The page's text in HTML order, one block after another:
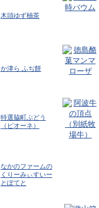
木頭ゆず柚茶
か津ら ふぢ餅
特選脇町ぶどう
（ピオーネ）
なかのファームの
くりーみぃすいー
とぽてと